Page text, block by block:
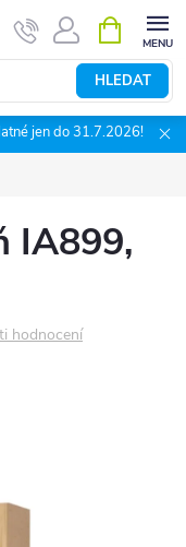
HLEDAT
NÁKUPNÍ
KOŠÍK
jen do 31.7.2026!
IA899,
hodnocení